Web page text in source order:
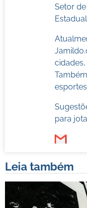
Setor
para
Leia também